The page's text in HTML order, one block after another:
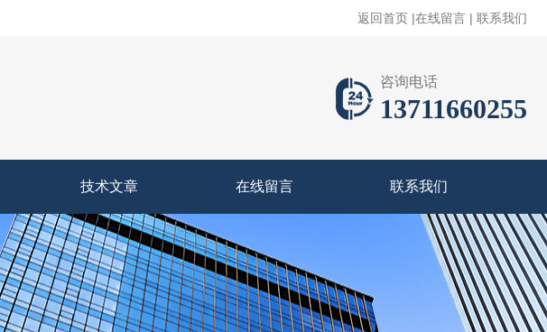
返回首页 |在线留言 | 联系我们
咨询电话
13711660255
技术文章 在线留言 联系我们